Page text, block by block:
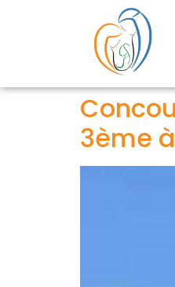
3ème